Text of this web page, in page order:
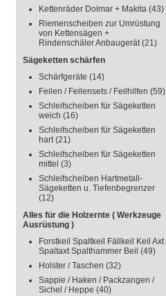
Kettenräder Dolmar + Makita (43)
Riemenscheiben zur Umrüstung
von Kettensägen +
Rindenschäler Anbaugerät(21)
Sägeketten schärfen
Schärfgeräte (14)
Feilen / Feilensets / Feilhilfen (59)
Schleifscheiben für Sägeketten
weich (16)
Schleifscheiben für Sägeketten
hart(21)
Schleifscheiben für Sägeketten
mittel (3)
Schleifscheiben Hartmetall-
Sägeketten u. Tiefenbegrenzer
(12)
Alles für die Holzernte ( Werkzeuge
Ausrüstung )
Forstkeil Spaltkeil Fällkeil Keil Axt
Spaltaxt Spalthammer Beil (49)
Holster / Taschen (32)
Sappie / Haken / Packzangen /
Sichel / Heppe (40)